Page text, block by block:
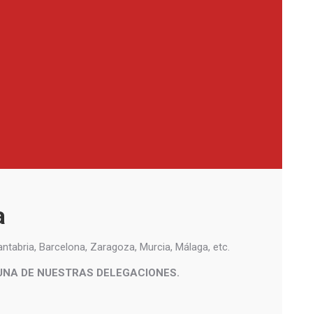
Barcelona, Zaragoza, Murcia, Málaga, etc.
DE NUESTRAS DELEGACIONES.